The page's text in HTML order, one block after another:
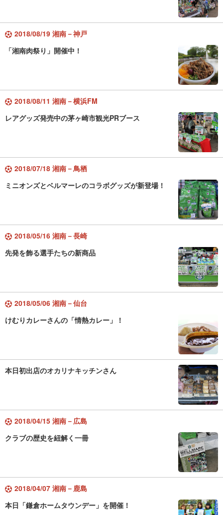
2018/08/19 湘南－神戸
「湘南肉祭り」開催中！
2018/08/11 湘南－横浜FM
レアグッズ発売中の茅ヶ崎市観光PRブース
2018/07/18 湘南－鳥栖
ミニオンズとベルマーレのコラボグッズが新登場！
2018/05/16 湘南－長崎
先発を飾る選手たちの新商品
2018/05/06 湘南－仙台
けむりカレーさんの「情熱カレー」！
本日初出店のオカリナキッチンさん
2018/04/15 湘南－広島
クラブの歴史を紐解く一冊
2018/04/07 湘南－鹿島
本日「鎌倉ホームタウンデー」を開催！